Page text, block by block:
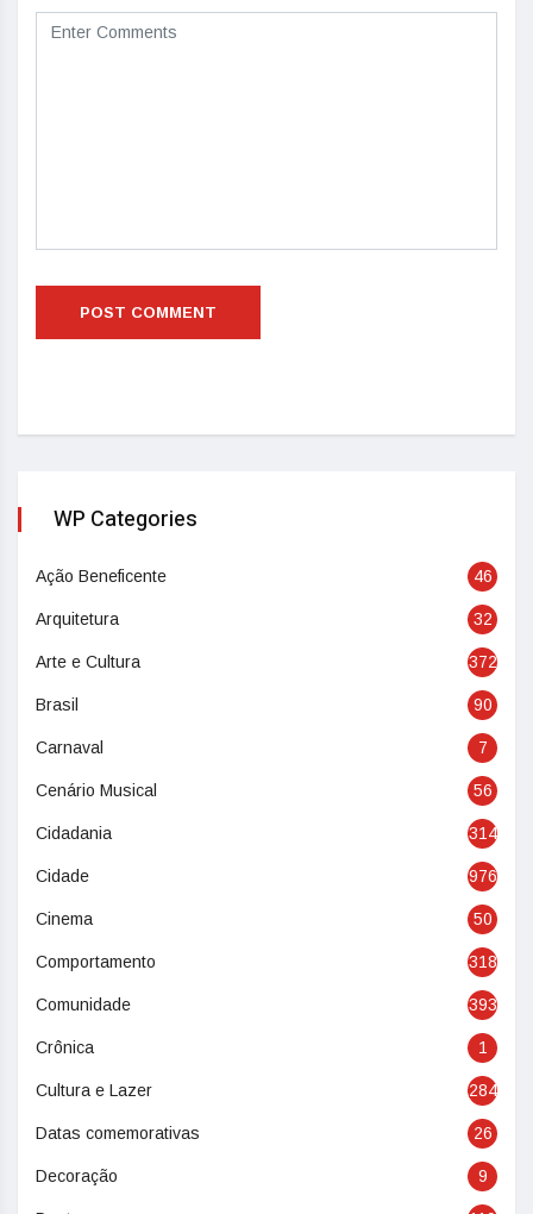
WP Categories
Ação Beneficente 46
Arquitetura 32
Arte e Cultura 372
Brasil 90
Carnaval 7
Cenário Musical 56
Cidadania 314
Cidade 976
Cinema 50
Comportamento 318
Comunidade 393
Crônica 1
Cultura e Lazer 284
Datas comemorativas 26
Decoração 9